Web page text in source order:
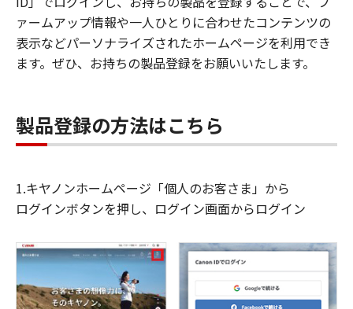
ァームアップ情報や一人ひとりに合わせたコンテンツの
表示などパーソナライズされたホームページを利用でき
ます。ぜひ、お持ちの製品登録をお願いいたします。
製品登録の方法はこちら
1.キヤノンホームページ「個人のお客さま」から
ログインボタンを押し、ログイン画面からログイン